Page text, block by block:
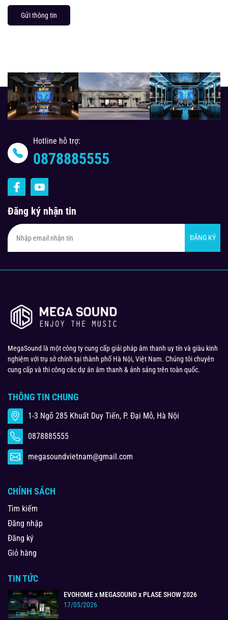
Gửi thông tin
Hotline hỗ trợ:
0878885555
Đăng ký nhận tin
ĐĂNG KÝ
MegaSound là một công ty cung cấp giải pháp âm thanh uy tín và giàu kinh
nghiệm với trụ sở chính tại thành phố Hà Nội, Việt Nam. Chúng tôi chuyên
cung cấp và thi công các dự án âm thanh & ánh sáng trên toàn quốc.
THÔNG TIN CHUNG
1-3 Ngõ 285 Khuất Duy Tiến, P. Đại Mỗ, Hà Nội
0878885555
megasoundvietnam@gmail.com
CHÍNH SÁCH
Tìm kiếm
Đăng nhập
Đăng ký
Giỏ hàng
TIN TỨC
EVOHOME x MEGASOUND x PLASE SHOW 2026
17/05/2026